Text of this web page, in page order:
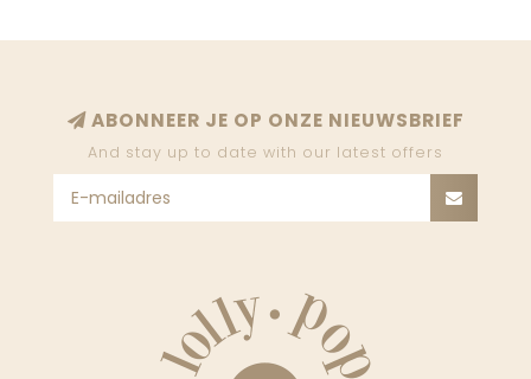
ABONNEER JE OP ONZE NIEUWSBRIEF
And stay up to date with our latest offers